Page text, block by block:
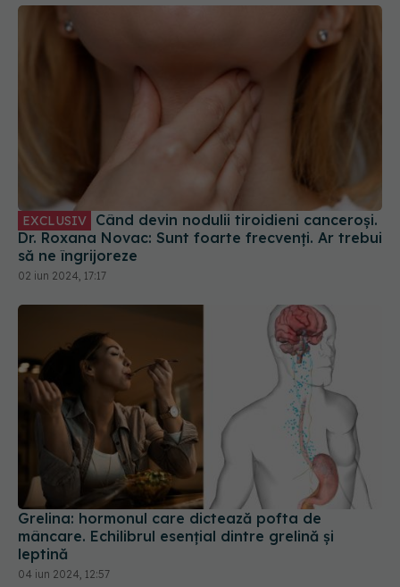
EXCLUSIV
Dr. Roxana Novac: Sunt foarte frecvenți. Ar trebui
să ne îngrijoreze
02 iun 2024, 17:17
Grelina: hormonul care dictează pofta de
mâncare. Echilibrul esențial dintre grelină și
leptină
04 iun 2024, 12:57